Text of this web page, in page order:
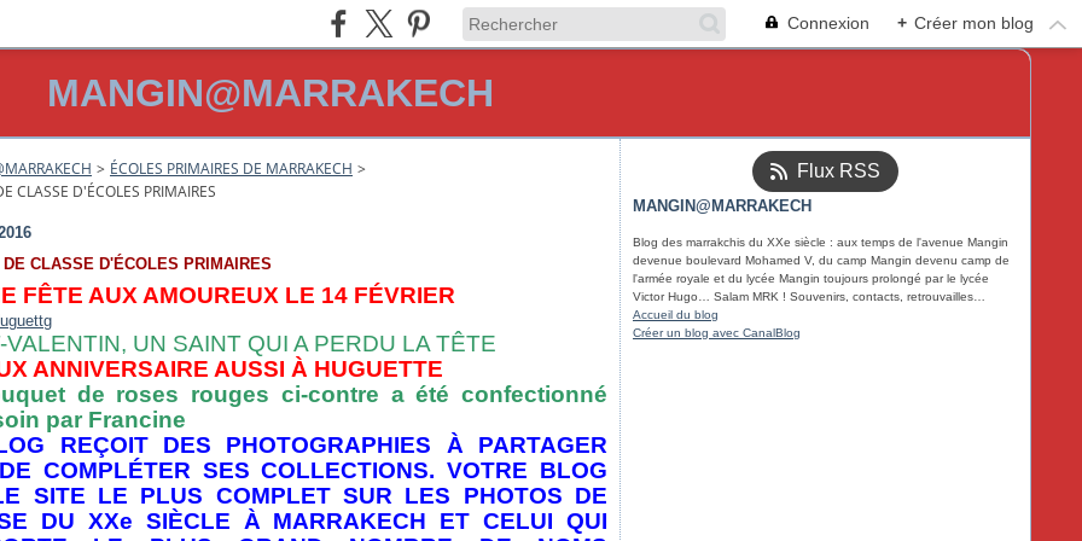
Connexion + Créer mon blog
MANGIN@MARRAKECH
> ÉCOLES PRIMAIRES DE MARRAKECH >
CLASSE D'ÉCOLES PRIMAIRES
DE CLASSE D'ÉCOLES PRIMAIRES
FÊTE AUX AMOUREUX LE 14 FÉVRIER
VALENTIN, UN SAINT QUI A PERDU LA TÊTE
ANNIVERSAIRE AUSSI À HUGUETTE
de roses rouges ci-contre a été confectionné
par Francine
REÇOIT DES PHOTOGRAPHIES À PARTAGER
COMPLÉTER SES COLLECTIONS. VOTRE BLOG
SITE LE PLUS COMPLET SUR LES PHOTOS DE
DU XXe SIÈCLE À MARRAKECH ET CELUI QUI
Flux RSS
MANGIN@MARRAKECH
Blog des marrakchis du XXe siècle : aux temps de l'avenue Mangin
devenue boulevard Mohamed V, du camp Mangin devenu camp de
l'armée royale et du lycée Mangin toujours prolongé par le lycée
Victor Hugo… Salam MRK ! Souvenirs, contacts, retrouvailles…
Accueil du blog
Créer un blog avec CanalBlog